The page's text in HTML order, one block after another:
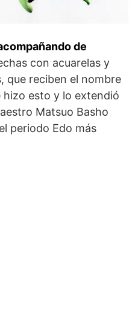
de
con acuarelas y
que reciben el nombre
hizo esto y lo extendió
Matsuo Basho
periodo Edo más